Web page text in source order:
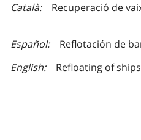
Català Recuperació de
Español
Reflotación de
English
Refloating of ships